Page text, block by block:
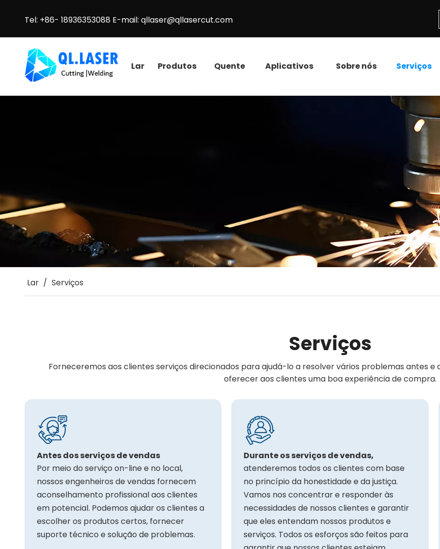
Tel: +86- 18936353088 E-mail: qllaser@qllasercut.com
Lar Produtos Quente Aplicativos Sobre nós Serviços
Lar / Serviços
Serviços
Forneceremos aos clientes serviços direcionados para ajudá-lo a resolver vários problemas antes
oferecer aos clientes uma boa experiência de compra.
Antes dos serviços de vendas
Por meio do serviço on-line e no local,
nossos engenheiros de vendas fornecem
aconselhamento profissional aos clientes
em potencial. Podemos ajudar os clientes a
escolher os produtos certos, fornecer
suporte técnico e solução de problemas.
Durante os serviços de vendas,
atenderemos todos os clientes com base
no princípio da honestidade e da justiça.
Vamos nos concentrar e responder às
necessidades de nossos clientes e garantir
que eles entendam nossos produtos e
serviços. Todos os esforços são feitos para